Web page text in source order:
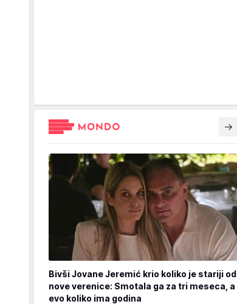
Bivši Jovane Jeremić krio koliko je stariji od
nove verenice: Smotala ga za tri meseca, a
evo koliko ima godina